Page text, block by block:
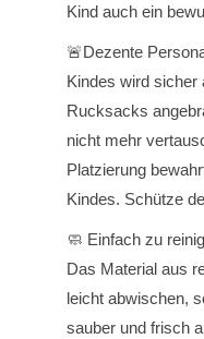
Kind auch ein
🚨Dezente
Kindes wird sicher
Rucksacks
nicht mehr
Platzierung
Kindes. Schütze
🧼 Einfach zu
Das Material aus
leicht abwischen,
sauber und frisch